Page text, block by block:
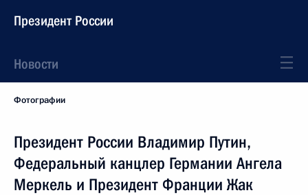
Президент России
Новости
Фотографии
Президент России Владимир Путин,
Федеральный канцлер Германии Ангела
Меркель и Президент Франции Жак